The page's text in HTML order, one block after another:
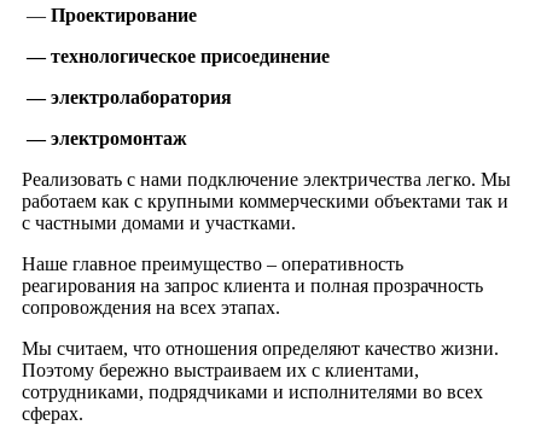
— Проектирование
— технологическое присоединение
— электролаборатория
— электромонтаж
Реализовать с нами подключение электричества легко. Мы
работаем как с крупными коммерческими объектами так и
с частными домами и участками.
Наше главное преимущество – оперативность
реагирования на запрос клиента и полная прозрачность
сопровождения на всех этапах.
Мы считаем, что отношения определяют качество жизни.
Поэтому бережно выстраиваем их с клиентами,
сотрудниками, подрядчиками и исполнителями во всех
сферах.